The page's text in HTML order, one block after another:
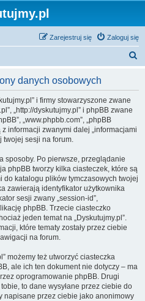
Zaloguj się
Zarejestruj się
danych osobowych
i firmy stowarzyszone zwane
„http://dyskutujmy.pl” i phpBB zwane
„www.phpbb.com”, „phpBB
z informacji zwanymi dalej „informacjami
twojej sesji na forum.
sposoby. Po pierwsze, przeglądanie
phpBB tworzy kilka ciasteczek, które są
do katalogu plików tymczasowych twojej
zawierają identyfikator użytkownika
sesji zwany „session-id”,
phpBB. Trzecie ciasteczko
jeden temat na „Dyskutujmy.pl”.
które tematy zostały przez ciebie
na forum.
możemy też utworzyć ciasteczka
ale ich ten dokument nie dotyczy – ma
oprogramowanie phpBB. Drugi
to dane wysyłane przez ciebie do
napisane przez ciebie jako anonimowy